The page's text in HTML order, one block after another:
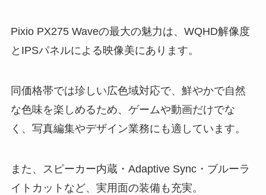
Pixio PX275 Waveの最大の魅力は、WQHD解像度
とIPSパネルによる映像美にあります。
同価格帯では珍しい広色域対応で、鮮やかで自然
な色味を楽しめるため、ゲームや動画だけでな
く、写真編集やデザイン業務にも適しています。
また、スピーカー内蔵・Adaptive Sync・ブルーラ
イトカットなど、実用面の装備も充実。